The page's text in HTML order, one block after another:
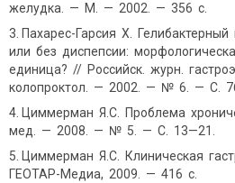
желудка. — М. — 2002. — 356 с.
Пахарес-Гарсия Х. Гелибактерный
или без диспепсии:
единица? // Российск. журн.
колопроктол. — 2002. — № 6. — С.
Циммерман Я.С. Проблема
мед. — 2008. — № 5. — С. 13—21.
Циммерман Я.С. Клиническая
ГЕОТАР-Медиа, 2009. — 416 с.